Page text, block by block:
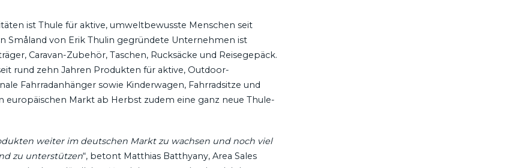
ist Thule für aktive, umweltbewusste Menschen seit
Småland von Erik Thulin gegründete Unternehmen ist
Caravan-Zubehör, Taschen, Rucksäcke und Reisegepäck.
rund zehn Jahren Produkten für aktive, Outdoor-
Fahrradanhänger sowie Kinderwagen, Fahrradsitze und
europäischen Markt ab Herbst zudem eine ganz neue Thule-
weiter im deutschen Markt zu wachsen und noch viel
zu unterstützen“, betont Matthias Batthyany, Area Sales